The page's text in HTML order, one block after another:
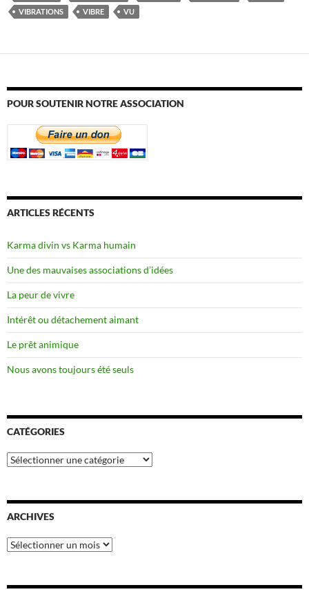
VIBRATIONS
VIBRE VU
POUR SOUTENIR NOTRE ASSOCIATION
ARTICLES RÉCENTS
Karma divin vs Karma humain
Une des mauvaises associations d’idées
La peur de vivre
Intérêt ou détachement aimant
Le prêt animique
Nous avons toujours été seuls
CATÉGORIES
Catégories
ARCHIVES
Archives